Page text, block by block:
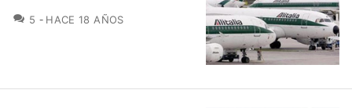
5 COMENTARIOS
HACE 18 AÑOS